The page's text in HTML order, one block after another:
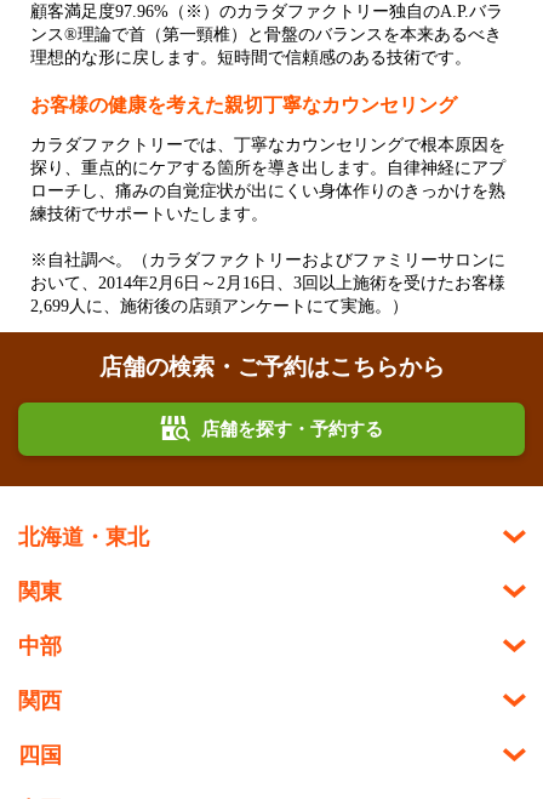
顧客満足度97.96%（※）のカラダファクトリー独自のA.P.バラ
ンス®理論で首（第一頸椎）と骨盤のバランスを本来あるべき
理想的な形に戻します。短時間で信頼感のある技術です。
お客様の健康を考えた親切丁寧なカウンセリング
カラダファクトリーでは、丁寧なカウンセリングで根本原因を
探り、重点的にケアする箇所を導き出します。自律神経にアプ
ローチし、痛みの自覚症状が出にくい身体作りのきっかけを熟
練技術でサポートいたします。
※自社調べ。（カラダファクトリーおよびファミリーサロンに
おいて、2014年2月6日～2月16日、3回以上施術を受けたお客様
2,699人に、施術後の店頭アンケートにて実施。）
店舗の検索・ご予約はこちらから
店舗を探す・予約する
北海道・東北
関東
中部
関西
四国